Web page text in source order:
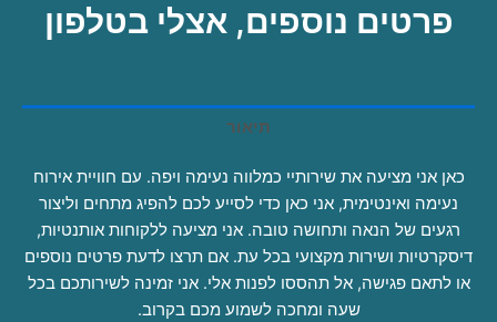
פרטים נוספים, אצלי בטלפון
תיאור
כאן אני מציעה את שירותיי כמלווה נעימה ויפה. עם חוויית אירוח
נעימה ואינטימית, אני כאן כדי לסייע לכם להפיג מתחים וליצור
רגעים של הנאה ותחושה טובה. אני מציעה ללקוחות אותנטיות,
דיסקרטיות ושירות מקצועי בכל עת. אם תרצו לדעת פרטים נוספים
או לתאם פגישה, אל תהססו לפנות אלי. אני זמינה לשירותכם בכל
שעה ומחכה לשמוע מכם בקרוב.